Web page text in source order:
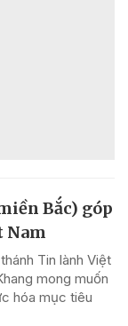
Bắc) góp
Nam
Tin lành Việt
mong muốn
hóa mục tiêu